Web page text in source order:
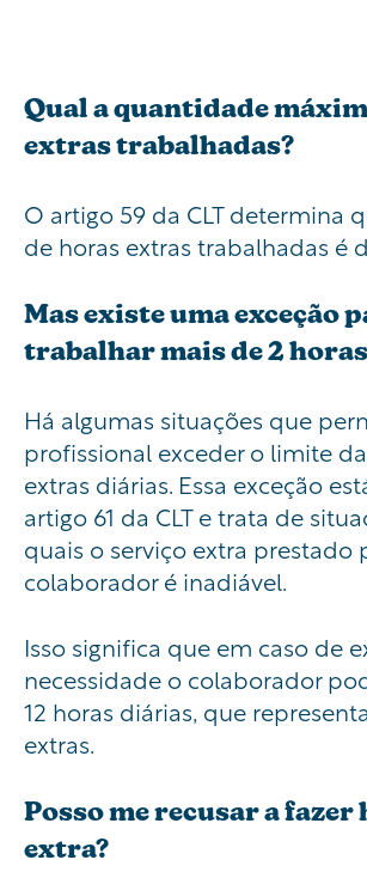
Qual a quantidade
extras trabalhadas?
O artigo 59 da CLT determina
de horas extras trabalhadas é
Mas existe uma exceção
trabalhar mais de 2
Há algumas situações que
profissional exceder o limite
extras diárias. Essa exceção
artigo 61 da CLT e trata de
quais o serviço extra prestado
colaborador é inadiável.
Isso significa que em caso de
necessidade o colaborador
12 horas diárias, que representa
extras.
Posso me recusar a fazer
extra?